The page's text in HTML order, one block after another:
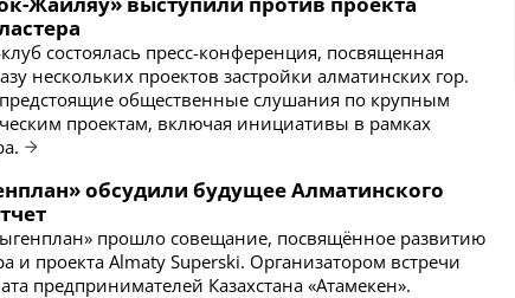
состоялась пресс-конференция, посвященная
нескольких проектов застройки алматинских гор.
общественные слушания по крупным
проектам, включая инициативы в рамках
обсудили будущее Алматинского
прошло совещание, посвящённое развитию
и проекта Almaty Superski. Организатором встречи
предпринимателей Казахстана «Атамекен».